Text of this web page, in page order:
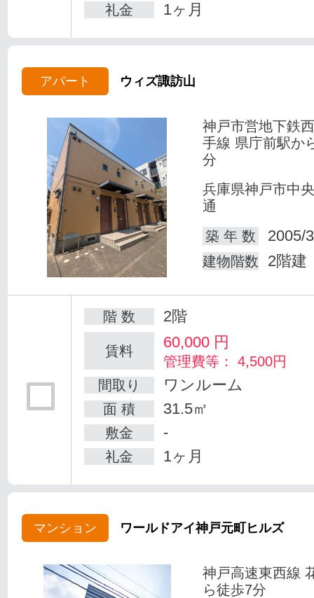
礼金 1ヶ月
アパート ウィズ諏訪山
神戸市営地下鉄
手線 県庁前駅か
分
兵庫県神戸市中
通
築 年 数
2005/
建物階数 2階建
階 数 2階
賃料 60,000 円
管理費等： 4,500円
間取り
ワンルーム
面 積 31.5㎡
敷金 -
礼金 1ヶ月
マンション ワールドアイ神戸元町ヒルズ
神戸高速東西線
ら徒歩7分